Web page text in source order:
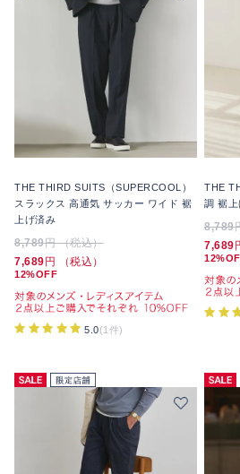
THE THIRD SUITS（SUPERCOOL）
スラックス 高通気 サッカー ワイド 裾
上げ済み
8,789円 （税込）
7,689 円 （税込）
12%OFF
5.0(1件)
THE
調 裾上
8,789
7,689